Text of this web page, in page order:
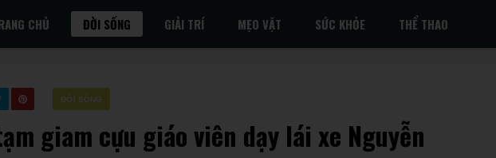
CHỦ ĐỜI SỐNG GIẢI TRÍ MẸO VẶT SỨC KHỎE THỂ THAO
ĐỜI SỐNG
giam cựu giáo viên dạy lái xe Nguyễn